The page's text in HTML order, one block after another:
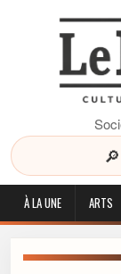
À LA UNE ARTS